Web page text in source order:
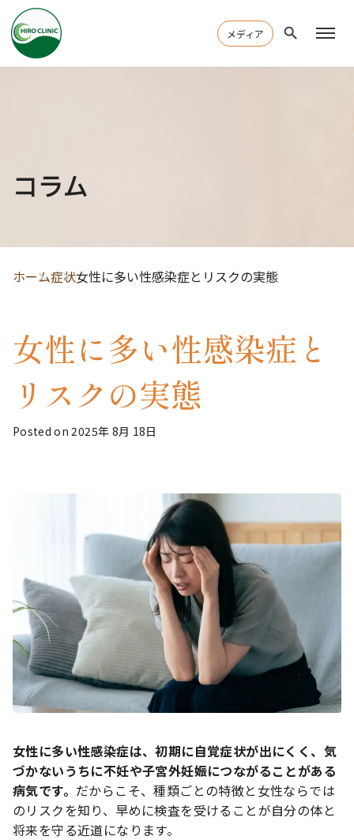
メディア
コラム
ホーム症状女性に多い性感染症とリスクの実態
女性に多い性感染症と
リスクの実態
Posted on 2025年 8月 18日
女性に多い性感染症は、初期に自覚症状が出にくく、気
づかないうちに不妊や子宮外妊娠につながることがある
病気です。 だからこそ、種類ごとの特徴と女性ならでは
のリスクを知り、早めに検査を受けることが自分の体と
将来を守る近道になります。